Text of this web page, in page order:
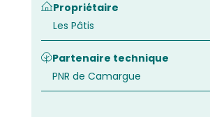
Propriétaire
Les Pâtis
Partenaire technique
PNR de Camargue